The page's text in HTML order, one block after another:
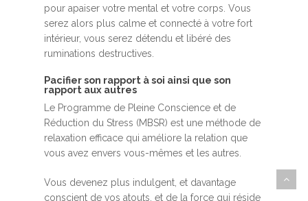
pour apaiser votre mental et votre corps. Vous
serez alors plus calme et connecté à votre fort
intérieur, vous serez détendu et libéré des
ruminations destructives.
Pacifier son rapport à soi ainsi que son
rapport aux autres
Le Programme de Pleine Conscience et de
Réduction du Stress (MBSR) est une méthode de
relaxation efficace qui améliore la relation que
vous avez envers vous-mêmes et les autres.
Vous devenez plus indulgent, et davantage
conscient de vos atouts, et de la force qui réside